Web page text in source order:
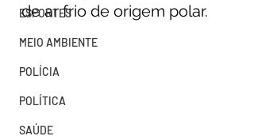
ESPORTES
MEIO AMBIENTE
POLÍCIA
POLÍTICA
SAÚDE
de ar frio de origem polar.